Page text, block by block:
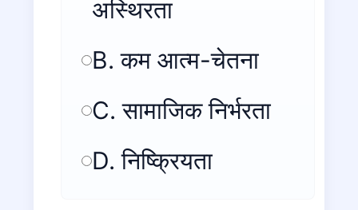
अस्थिरता
B. कम आत्म-चेतना
C. सामाजिक निर्भरता
D. निष्क्रियता